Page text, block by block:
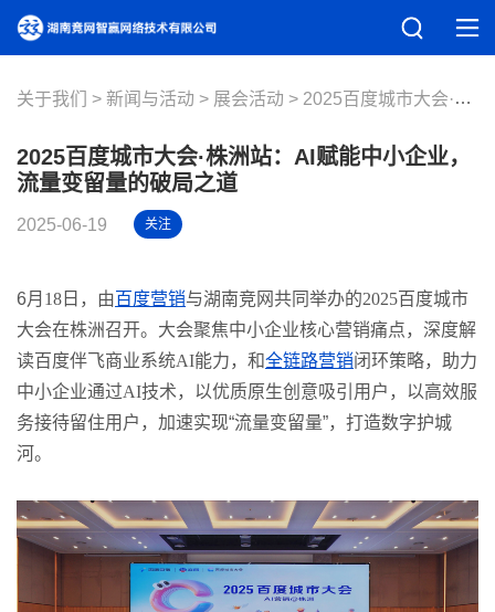
关于我们 新闻与活动 展会活动 2025百度城市大会·株洲站：AI赋能中小企业，流量变留量的破局之道
2025百度城市大会·株洲站：AI赋能中小企业，
流量变留量的破局之道
2025-06-19 关注
6月 18 日，由百度营销与湖南竞网共同举办的2025百度城市
大会在株洲召开。大会聚焦中小企业核心营销痛点，深度解
读百度伴飞商业系统AI能力，和全链路营销闭环策略，助力
中小企业通过AI技术，以优质原生创意吸引用户，以高效服
务接待留住用户，加速实现“流量变留量”，打造数字护城
河。